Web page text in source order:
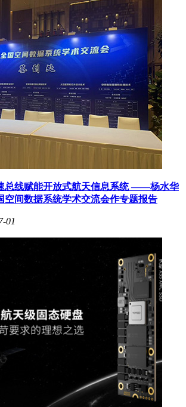
总线赋能开放式航天信息系统 ——杨水华
空间数据系统学术交流会作专题报告
01